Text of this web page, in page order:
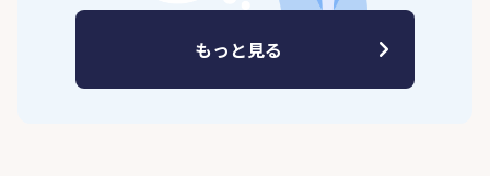
もっと見る